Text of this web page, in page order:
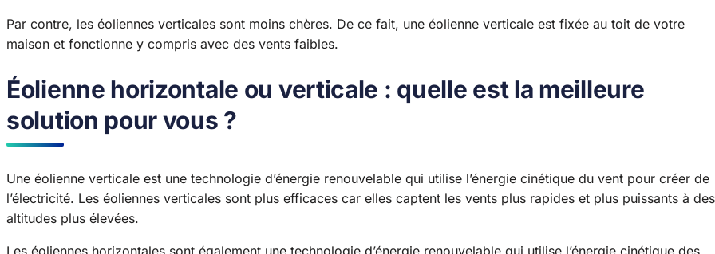
Par contre, les éoliennes verticales sont moins chères. De ce fait, une éolienne verticale est fixée au toit de votre
maison et fonctionne y compris avec des vents faibles.
Éolienne horizontale ou verticale : quelle est la meilleure
solution pour vous ?
Une éolienne verticale est une technologie d’énergie renouvelable qui utilise l’énergie cinétique du vent pour créer de
l’électricité. Les éoliennes verticales sont plus efficaces car elles captent les vents plus rapides et plus puissants à des
altitudes plus élevées.
Les éoliennes horizontales sont également une technologie d’énergie renouvelable qui utilise l’énergie cinétique des